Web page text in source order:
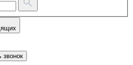
звонок